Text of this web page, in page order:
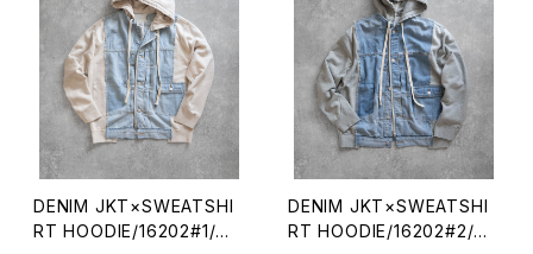
DENIM JKT×SWEATSHI
RT HOODIE/16202#1/デ
DENIM JKT×SWEATSHI
RT HOODIE/16202#2/デ